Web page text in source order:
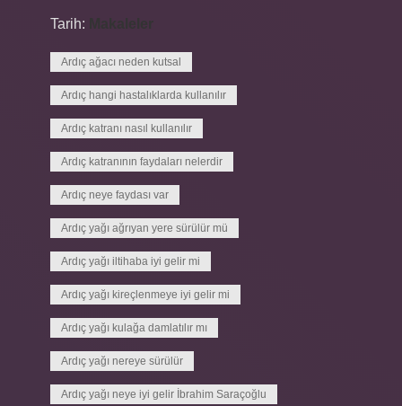
Tarih:
Ardıç ağacı neden kutsal
Ardıç hangi hastalıklarda kullanılır
Ardıç katranı nasıl kullanılır
Ardıç katranının faydaları nelerdir
Ardıç neye faydası var
Ardıç yağı ağrıyan yere sürülür mü
Ardıç yağı iltihaba iyi gelir mi
Ardıç yağı kireçlenmeye iyi gelir mi
Ardıç yağı kulağa damlatılır mı
Ardıç yağı nereye sürülür
Ardıç yağı neye iyi gelir İbrahim Saraçoğlu